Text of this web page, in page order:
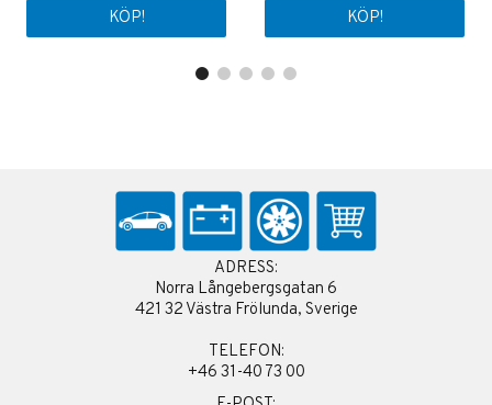
KÖP! KÖP!
ADRESS:
Norra Långebergsgatan 6
421 32 Västra Frölunda, Sverige
TELEFON:
+46 31-40 73 00